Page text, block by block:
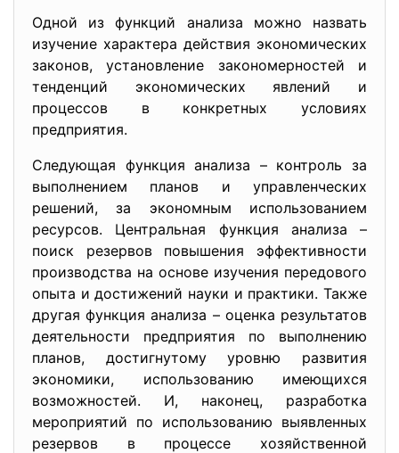
Одной из функций анализа можно назвать
изучение характера действия экономических
законов, установление закономерностей и
тенденций экономических явлений и
процессов в конкретных условиях
предприятия.
Следующая функция анализа – контроль за
выполнением планов и управленческих
решений, за экономным использованием
ресурсов. Центральная функция анализа –
поиск резервов повышения эффективности
производства на основе изучения передового
опыта и достижений науки и практики. Также
другая функция анализа – оценка результатов
деятельности предприятия по выполнению
планов, достигнутому уровню развития
экономики, использованию имеющихся
возможностей. И, наконец, разработка
мероприятий по использованию выявленных
резервов в процессе хозяйственной